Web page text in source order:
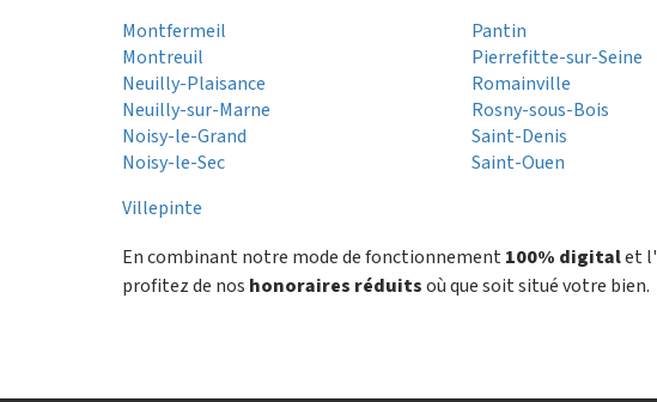
Montfermeil
Montreuil
Neuilly-Plaisance
Neuilly-sur-Marne
Noisy-le-Grand
Noisy-le-Sec
Pantin
Pierrefitte-sur-Seine
Romainville
Rosny-sous-Bois
Saint-Denis
Saint-Ouen
Villepinte
En combinant notre mode de fonctionnement 100% digitalet l'
profitez de nos honoraires réduitsoù que soit situé votre bien.